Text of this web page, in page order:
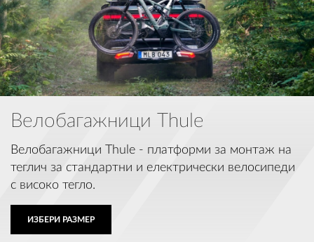
ВЕРИГИ ЗА СНЯГ
ХЛАДИЛНИ ЧАНТИ
OUTLET
ВАУЧЕР ЗА ПОДАРЪК